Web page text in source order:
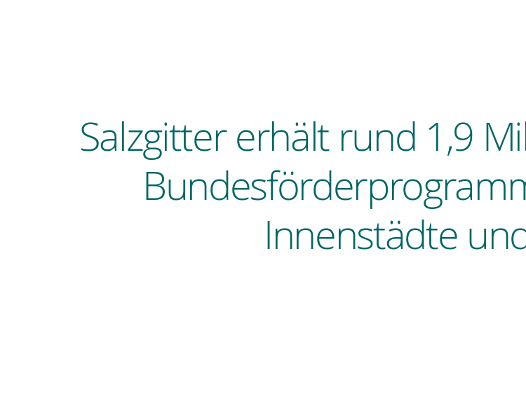
Salzgitter erhält rund 1,9
Innenstädte